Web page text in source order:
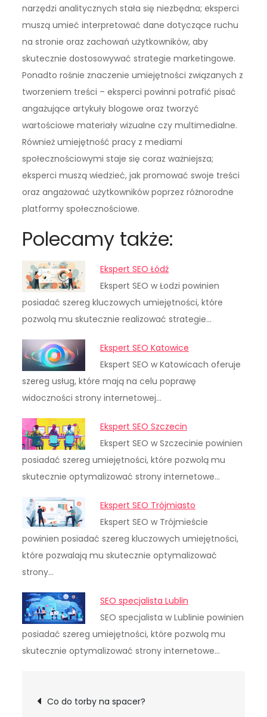
narzędzi analitycznych stała się niezbędna; eksperci
muszą umieć interpretować dane dotyczące ruchu
na stronie oraz zachowań użytkowników, aby
skutecznie dostosowywać strategie marketingowe.
Ponadto rośnie znaczenie umiejętności związanych z
tworzeniem treści – eksperci powinni potrafić pisać
angażujące artykuły blogowe oraz tworzyć
wartościowe materiały wizualne czy multimedialne.
Również umiejętność pracy z mediami
społecznościowymi staje się coraz ważniejsza;
eksperci muszą wiedzieć, jak promować swoje treści
oraz angażować użytkowników poprzez różnorodne
platformy społecznościowe.
Polecamy także:
Ekspert SEO Łódź
Ekspert SEO w Łodzi powinien
posiadać szereg kluczowych umiejętności, które
pozwolą mu skutecznie realizować strategie…
Ekspert SEO Katowice
Ekspert SEO w Katowicach oferuje
szereg usług, które mają na celu poprawę
widoczności strony internetowej…
Ekspert SEO Szczecin
Ekspert SEO w Szczecinie powinien
posiadać szereg umiejętności, które pozwolą mu
skutecznie optymalizować strony internetowe…
Ekspert SEO Trójmiasto
Ekspert SEO w Trójmieście
powinien posiadać szereg kluczowych umiejętności,
które pozwalają mu skutecznie optymalizować
strony…
SEO specjalista Lublin
SEO specjalista w Lublinie powinien
posiadać szereg umiejętności, które pozwolą mu
skutecznie optymalizować strony internetowe…
Nawigacja
Co do torby na spacer?